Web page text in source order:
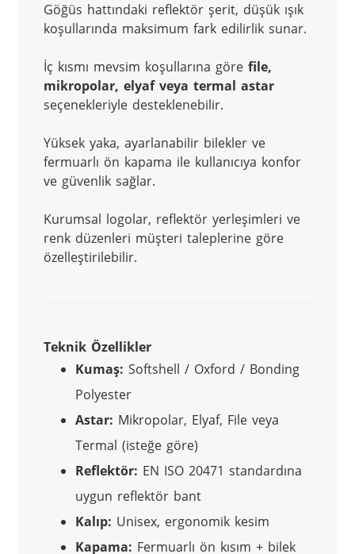
Göğüs hattındaki reflektör şerit, düşük ışık
koşullarında maksimum fark edilirlik sunar.
İç kısmı mevsim koşullarına göre file,
mikropolar, elyaf veya termal astar
seçenekleriyle desteklenebilir.
Yüksek yaka, ayarlanabilir bilekler ve
fermuarlı ön kapama ile kullanıcıya konfor
ve güvenlik sağlar.
Kurumsal logolar, reflektör yerleşimleri ve
renk düzenleri müşteri taleplerine göre
özelleştirilebilir.
Teknik Özellikler
Kumaş: Softshell / Oxford / Bonding
Polyester
Astar: Mikropolar, Elyaf, File veya
Termal (isteğe göre)
Reflektör: EN ISO 20471 standardına
uygun reflektör bant
Kalıp: Unisex, ergonomik kesim
Kapama: Fermuarlı ön kısım + bilek